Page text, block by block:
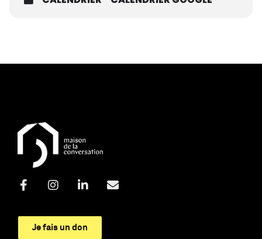
Je fais un don